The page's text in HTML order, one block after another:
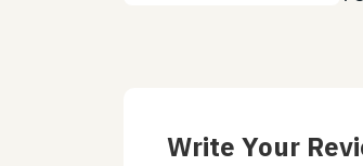
Write Your